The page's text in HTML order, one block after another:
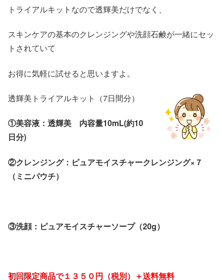
トライアルキットなので透輝美だけでなく、
スキンケアの基本のクレンジングや洗顔石鹸が一緒にセッ
トされていて
お得に気軽に試せると思いますよ。
透輝美トライアルキット（7日間分）
①美容液：透輝美 内容量10mL(約10
日分)
②クレンジング： ピュアモイスチャークレンジング×７
（ミニパウチ）
③洗顔： ピュアモイスチャーソープ（20g）
初回限定商品で１３５０円（税別）＋送料無料